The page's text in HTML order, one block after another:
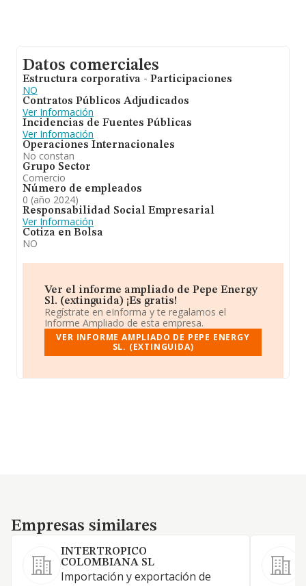
Datos comerciales
Estructura corporativa - Participaciones
NO
Contratos Públicos Adjudicados
Ver Información
Incidencias de Fuentes Públicas
Ver Información
Operaciones Internacionales
No constan
Grupo Sector
Comercio
Número de empleados
0 (año 2024)
Responsabilidad Social Empresarial
Ver Información
Cotiza en Bolsa
NO
Ver el informe ampliado de Pepe Energy
Sl. (extinguida) ¡Es gratis!
Regístrate en eInforma y te regalamos el
Informe Ampliado de esta empresa.
VER INFORME AMPLIADO DE PEPE ENERGY
SL. (EXTINGUIDA)
Empresas similares
Empresas similares
INTERTROPICO
COLOMBIANA SL
Importación y exportación de